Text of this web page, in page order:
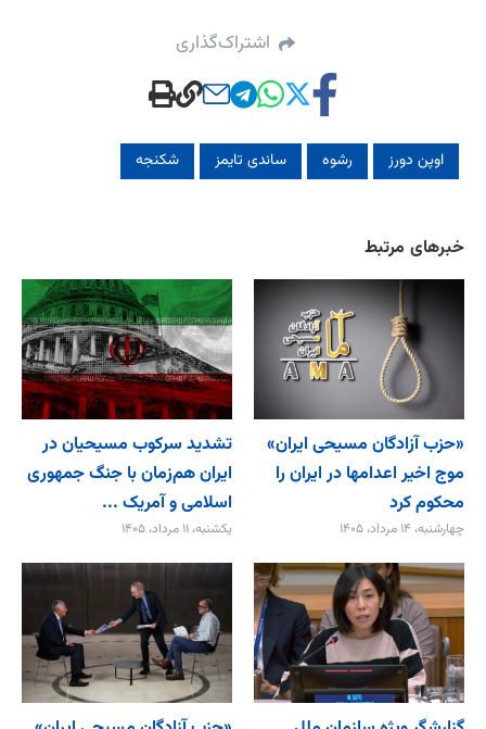
اشتراک‌گذاری
اوپن دورز رشوه ساندی تایمز شکنجه
خبرهای مرتبط
«حزب آزادگان مسیحی ایران»
موج اخیر اعدامها در ایران را
محکوم کرد
چهارشنبه، ۱۴ مرداد، ۱۴۰۵
تشدید سرکوب مسیحیان در
ایران هم‌زمان با جنگ جمهوری
اسلامی و آمریک ...
یکشنبه، ۱۱ مرداد، ۱۴۰۵